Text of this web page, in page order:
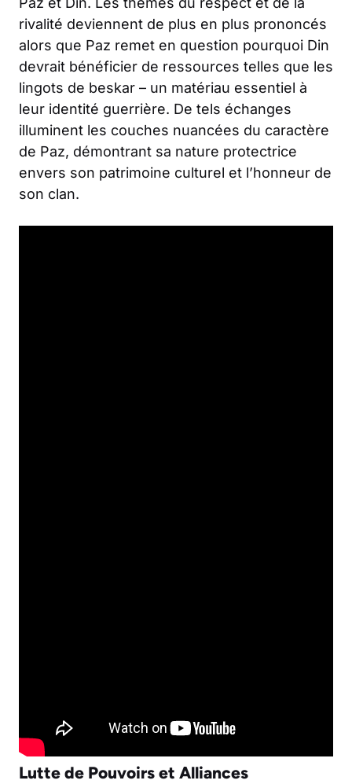
rivalité deviennent de plus en plus prononcés
alors que Paz remet en question pourquoi Din
devrait bénéficier de ressources telles que les
lingots de beskar – un matériau essentiel à
leur identité guerrière. De tels échanges
illuminent les couches nuancées du caractère
de Paz, démontrant sa nature protectrice
envers son patrimoine culturel et l’honneur de
son clan.
Lutte de Pouvoirs et Alliances